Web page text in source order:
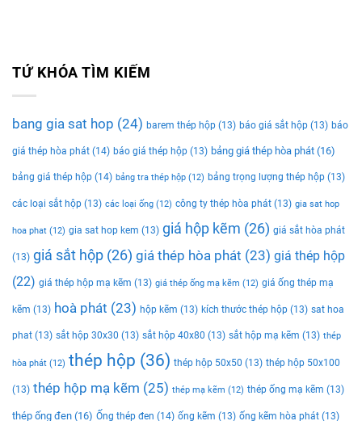
TỨ KHÓA TÌM KIẾM
bang gia sat hop (24) barem thép hộp (13) báo giá sắt hộp (13) báo
giá thép hòa phát (14) báo giá thép hộp (13) bảng giá thép hòa phát (16)
bảng giá thép hộp (14) bảng tra thép hộp (12) bảng trọng lượng thép hộp (13)
các loại sắt hộp (13) các loại ống (12) công ty thép hòa phát (13) gia sat hop
hoa phat (12) gia sat hop kem (13) giá hộp kẽm (26) giá sắt hòa phát
(13) giá sắt hộp (26) giá thép hòa phát (23) giá thép hộp
(22) giá thép hộp mạ kẽm (13) giá thép ống mạ kẽm (12) giá ống thép mạ
kẽm (13) hoà phát (23) hộp kẽm (13) kích thước thép hộp (13) sat hoa
phat (13) sắt hộp 30x30 (13) sắt hộp 40x80 (13) sắt hộp mạ kẽm (13) thép
hòa phát (12) thép hộp (36) thép hộp 50x50 (13) thép hộp 50x100
(13) thép hộp mạ kẽm (25) thép mạ kẽm (12) thép ống mạ kẽm (13)
thép ống đen (16) Ống thép đen (14) ống kẽm (13) ống kẽm hòa phát (13)